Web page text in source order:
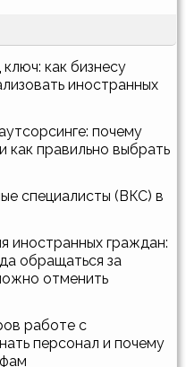
как бизнесу
иностранных
почему
как правильно выбрать
специалисты (ВКС) в
иностранных граждан:
обращаться за
отменить
работе с
персонал и почему